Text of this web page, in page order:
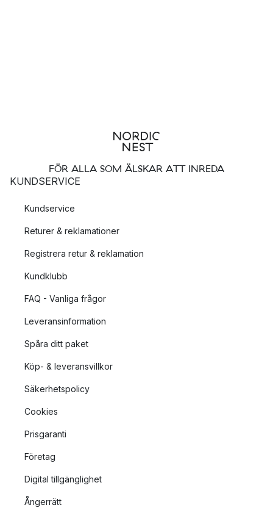
FÖR ALLA SOM ÄLSKAR ATT INREDA
KUNDSERVICE
Kundservice
Returer & reklamationer
Registrera retur & reklamation
Kundklubb
FAQ - Vanliga frågor
Leveransinformation
Spåra ditt paket
Köp- & leveransvillkor
Säkerhetspolicy
Cookies
Prisgaranti
Företag
Digital tillgänglighet
Ångerrätt